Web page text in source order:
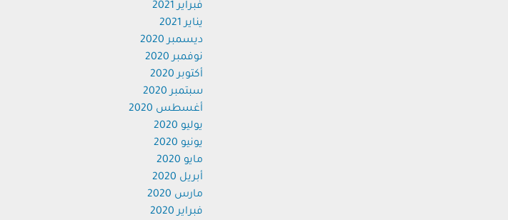
فبراير 2021
يناير 2021
ديسمبر 2020
نوفمبر 2020
أكتوبر 2020
سبتمبر 2020
أغسطس 2020
يوليو 2020
يونيو 2020
مايو 2020
أبريل 2020
مارس 2020
فبراير 2020